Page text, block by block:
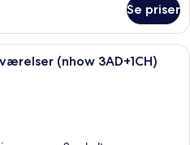
Se priser
Et hotelværelse med en stor seng,
(nhow 3AD+1CH)